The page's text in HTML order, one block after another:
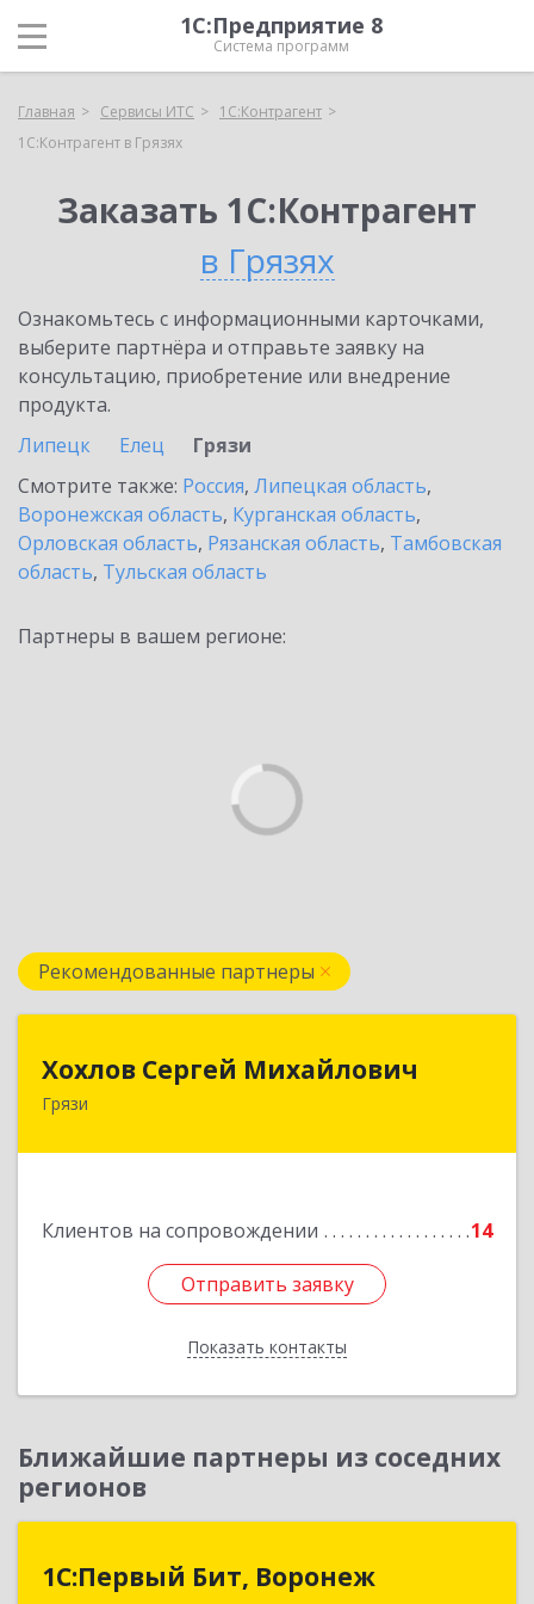
1С:Предприятие 8
Система программ
Главная Сервисы ИТС
1С:Контрагент
1С:Контрагент в Грязях
Заказать 1С:Контрагент
в Грязях
Ознакомьтесь с информационными карточками,
выберите партнёра и отправьте заявку на
консультацию, приобретение или внедрение
продукта.
Липецк
Елец
Грязи
Смотрите также: Россия, Липецкая область,
Воронежская область, Курганская область,
Орловская область, Рязанская область, Тамбовская
область, Тульская область
Партнеры в вашем регионе:
Рекомендованные партнеры
Хохлов Сергей Михайлович
Грязи
Клиентов на сопровождении 14
Отправить заявку
Показать контакты
Хохлов Сергей Михайлович
Отправить заявку
Назад
Ближайшие партнеры из соседних
регионов
1С:Первый Бит, Воронеж
1С:Первый Бит, Воронеж